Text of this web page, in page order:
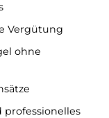
Vergütung
ohne